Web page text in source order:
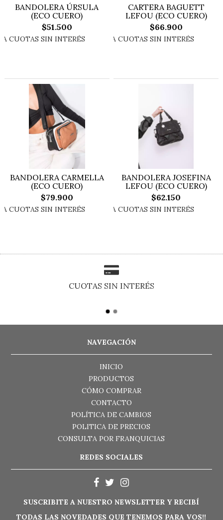
BANDOLERA ÚRSULA
(ECO CUERO)
$51.500
CARTERA BAGUETT
LEFOU (ECO CUERO)
$66.900
BANDOLERA CARMELLA
(ECO CUERO)
$79.900
BANDOLERA JOSEFINA
LEFOU (ECO CUERO)
$62.150
CUOTAS SIN INTERÉS
NAVEGACIÓN
INICIO
PRODUCTOS
CÓMO COMPRAR
CONTACTO
POLÍTICA DE CAMBIOS
POLITICA DE PRECIOS
CONSULTA POR FRANQUICIAS
REDES SOCIALES
SUSCRIBITE A NUESTRO NEWSLETTER Y RECIBÍ
TODAS LAS NOVEDADES QUE TENEMOS PARA VOS!!